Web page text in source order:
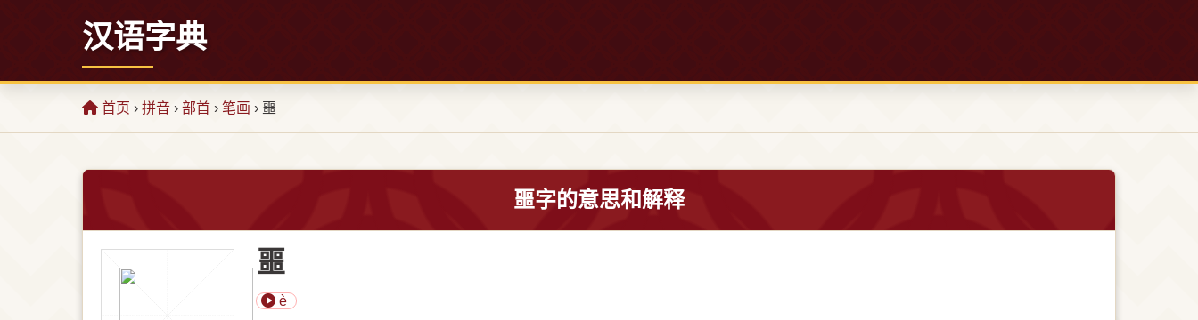
汉语字典
首页 › 拼音 › 部首 › 笔画 › 噩
噩字的意思和解释
噩
è